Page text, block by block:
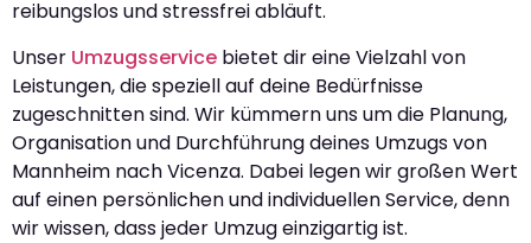
reibungslos und stressfrei abläuft.
Unser Umzugsservice bietet dir eine Vielzahl von
Leistungen, die speziell auf deine Bedürfnisse
zugeschnitten sind. Wir kümmern uns um die Planung,
Organisation und Durchführung deines Umzugs von
Mannheim nach Vicenza. Dabei legen wir großen Wert
auf einen persönlichen und individuellen Service, denn
wir wissen, dass jeder Umzug einzigartig ist.